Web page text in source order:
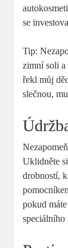
se
Tip:
zimní soli a
řekl můj
slečnou,
Uklidněte
drobností,
pokud
speciálního